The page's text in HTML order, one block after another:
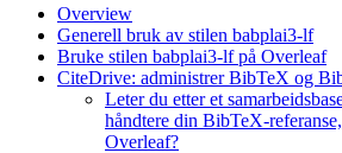
Overview
Generell bruk av stilen babplai3-lf
Bruke stilen babplai3-lf på Overleaf
CiteDrive: administrer BibTeX og
Leter du etter et
håndtere din BibTeX-
Overleaf?